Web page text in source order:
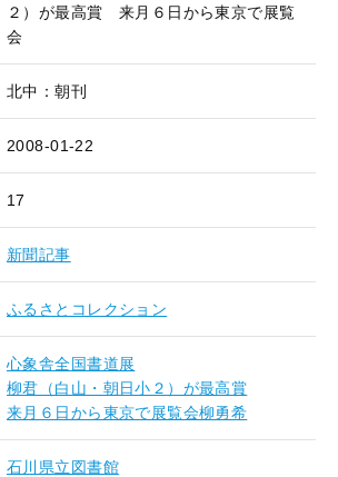
２）が最高賞 来月６日から東京で展覧
会
北中：朝刊
2008-01-22
17
新聞記事
ふるさとコレクション
心象舎全国書道展
柳君（白山・朝日小２）が最高賞
来月６日から東京で展覧会柳勇希
石川県立図書館